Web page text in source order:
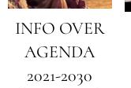
INFO OVER
AGENDA
2021-2030